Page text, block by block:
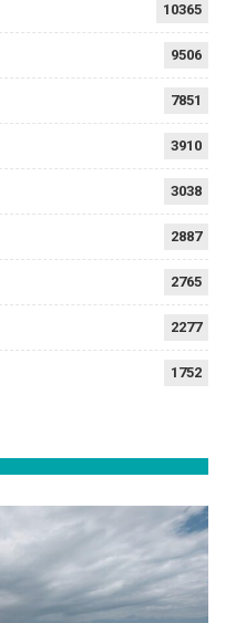
10365
9506
7851
3910
3038
2887
2765
2277
1752